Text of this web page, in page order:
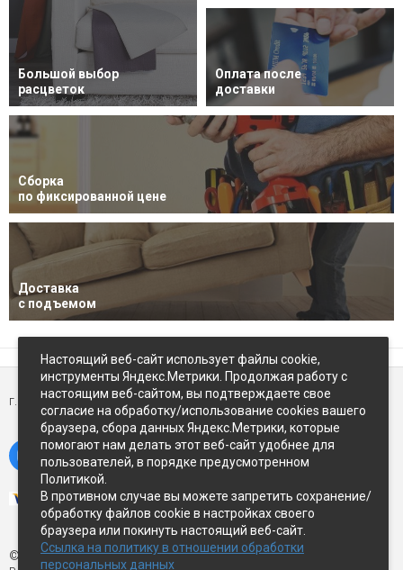
Большой выбор
расцветок
Оплата после
доставки
Сборка
по фиксированной цене
Доставка
с подъемом
г. Петропавловск-Камчатский,ул Восточное-шоссе, д.5
© Экспострой, 2026 г.
Настоящий веб-сайт использует файлы cookie,
инструменты Яндекс.Метрики. Продолжая работу с
настоящим веб-сайтом, вы подтверждаете свое
согласие на обработку/использование cookies вашего
браузера, сбора данных Яндекс.Метрики, которые
помогают нам делать этот веб-сайт удобнее для
пользователей, в порядке предусмотренном
Политикой.
В противном случае вы можете запретить сохранение/
обработку файлов cookie в настройках своего
браузера или покинуть настоящий веб-сайт.
Ссылка на политику в отношении обработки
персональных данных